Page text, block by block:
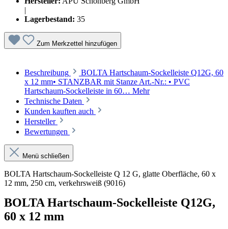
|
Lagerbestand: 35
Zum Merkzettel hinzufügen
Beschreibung
BOLTA Hartschaum-Sockelleiste Q12G, 60
x 12 mm• STANZBAR mit Stanze Art.-Nr.: • PVC
Hartschaum-Sockelleiste in 60… Mehr
Technische Daten
Kunden kauften auch
Hersteller
Bewertungen
Menü schließen
BOLTA Hartschaum-Sockelleiste Q 12 G, glatte Oberfläche, 60 x
12 mm, 250 cm, verkehrsweiß (9016)
BOLTA Hartschaum-Sockelleiste Q12G,
60 x 12 mm